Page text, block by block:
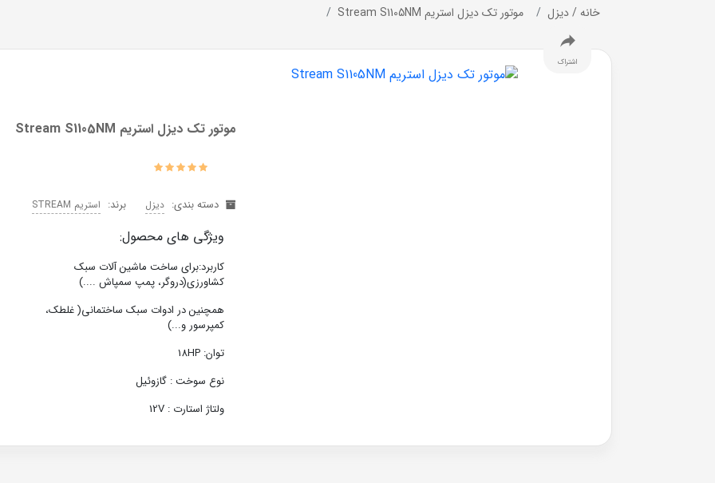
خانه/دیزل موتور تک ديزل استریم Stream S1105NM
اشتراک
موتور تک ديزل استریم Stream S1105NM
دسته بندی: دیزل برند: استریم STREAM
ویژگی های محصول:
کاربرد:برای ساخت ماشین آلات سبک
کشاورزی(دروگر، پمپ سمپاش ....)
همچنین در ادوات سبک ساختمانی( غلطک،
کمپرسور و...)
توان: 18HP
نوع سوخت : گازوئیل
ولتاژ استارت : 12V